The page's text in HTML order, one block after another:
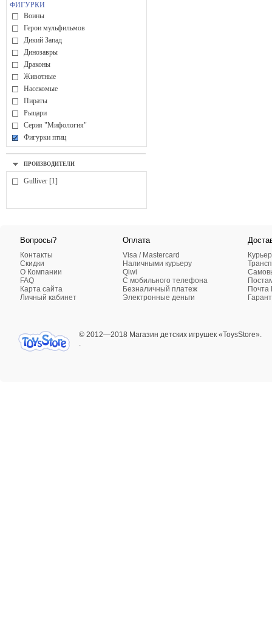
ФИГУРКИ
Воины
Герои мульфильмов
Дикий Запад
Динозавры
Драконы
Животные
Насекомые
Пираты
Рыцари
Серия "Мифология"
Фигурки птиц
ПРОИЗВОДИТЕЛИ
Gulliver [1]
Вопросы?
Контакты
Скидки
О Компании
FAQ
Карта сайта
Личный кабинет
Оплата
Visa / Mastercard
Наличными курьеру
Qiwi
C мобильного телефона
Безналичный платеж
Электронные деньги
Почта
© 2012—2018 Магазин детских игрушек «ToysStore».
.